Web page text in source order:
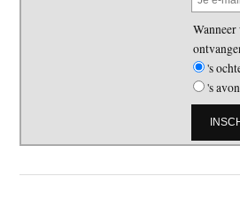
's
's